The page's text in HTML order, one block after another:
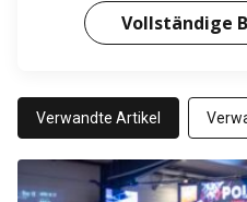
Vollständige
Verwandte Artikel